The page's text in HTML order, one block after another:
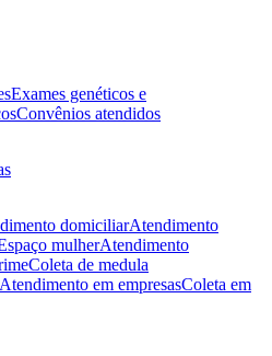
Exames genéticos e
Convênios atendidos
domiciliarAtendimento
mulherAtendimento
Coleta de medula
Atendimento em empresasColeta em